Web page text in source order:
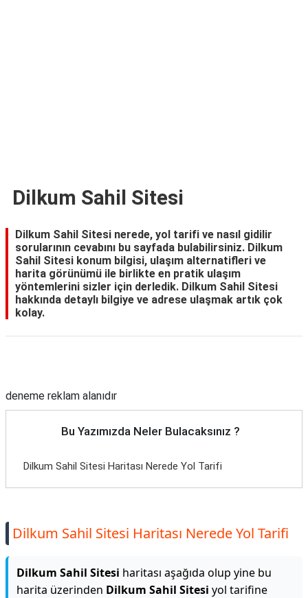
Dilkum Sahil Sitesi
Dilkum Sahil Sitesi nerede, yol tarifi ve nasıl gidilir
sorularının cevabını bu sayfada bulabilirsiniz. Dilkum
Sahil Sitesi konum bilgisi, ulaşım alternatifleri ve
harita görünümü ile birlikte en pratik ulaşım
yöntemlerini sizler için derledik. Dilkum Sahil Sitesi
hakkında detaylı bilgiye ve adrese ulaşmak artık çok
kolay.
deneme reklam alanıdır
Bu Yazımızda Neler Bulacaksınız ?
Dilkum Sahil Sitesi Haritası Nerede Yol Tarifi
Dilkum Sahil Sitesi Haritası Nerede Yol Tarifi
Dilkum Sahil Sitesi haritası aşağıda olup yine bu
harita üzerinden Dilkum Sahil Sitesi yol tarifine